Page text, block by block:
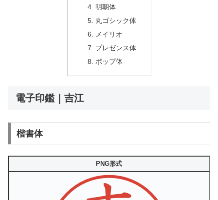
明朝体
丸ゴシック体
メイリオ
プレゼンス体
ポップ体
電子印鑑｜吉江
楷書体
PNG形式